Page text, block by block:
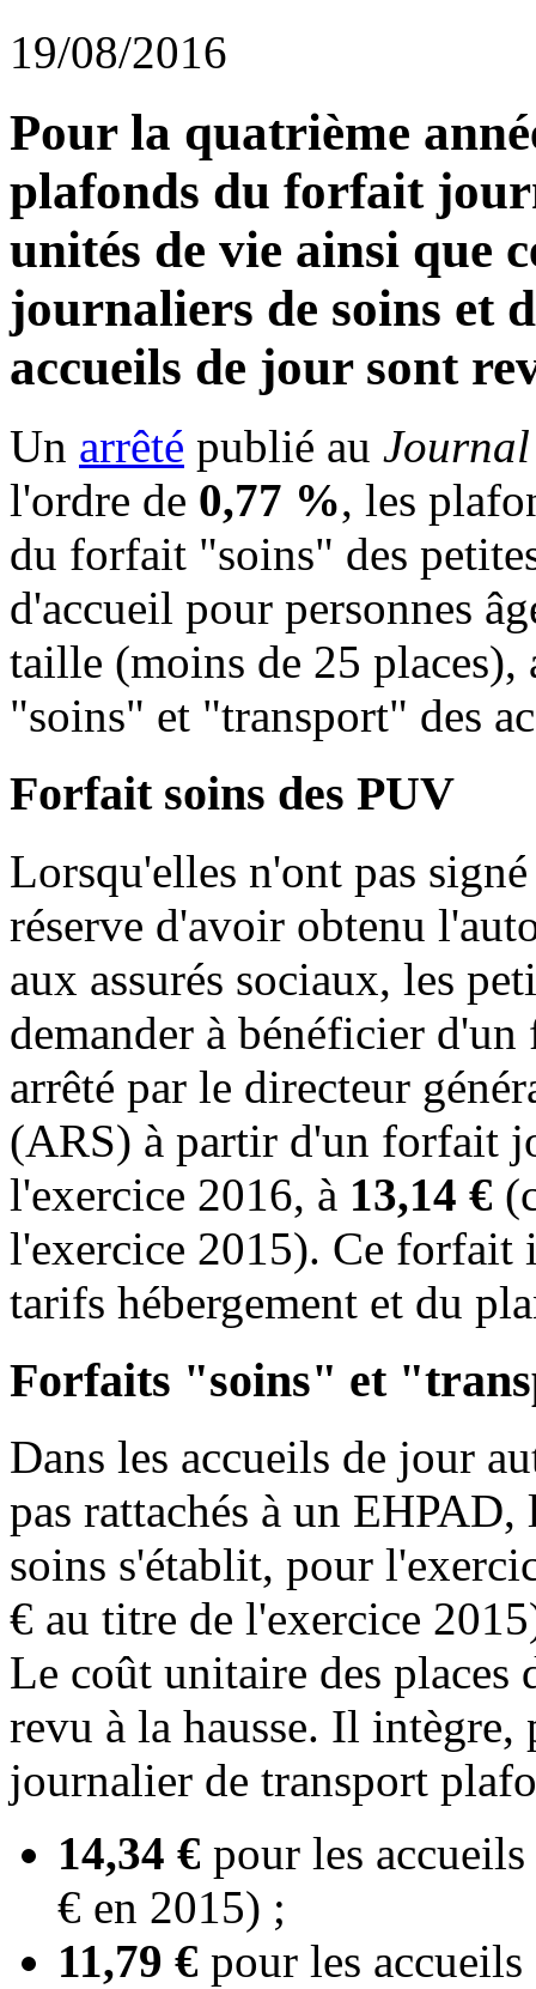
19/08/2016
Pour la quatrième
plafonds du forfait
unités de vie ainsi que
journaliers de soins et
accueils de jour sont
Un arrêté publié au
l'ordre de 0,77 %, les
du forfait "soins" des
d'accueil pour personnes
taille (moins de 25
"soins" et "transport" des
Forfait soins des PUV
Lorsqu'elles n'ont pas
réserve d'avoir obtenu
aux assurés sociaux, les
demander à bénéficier
arrêté par le directeur
(ARS) à partir d'un forfait
l'exercice 2016, à 13,14 €
l'exercice 2015). Ce forfait
tarifs hébergement et du
Forfaits "soins" et
Dans les accueils de jour
pas rattachés à un
soins s'établit, pour
€ au titre de l'exercice
Le coût unitaire des places
revu à la hausse. Il
journalier de transport
14,34 € pour les
€ en 2015) ;
11,79 € pour les